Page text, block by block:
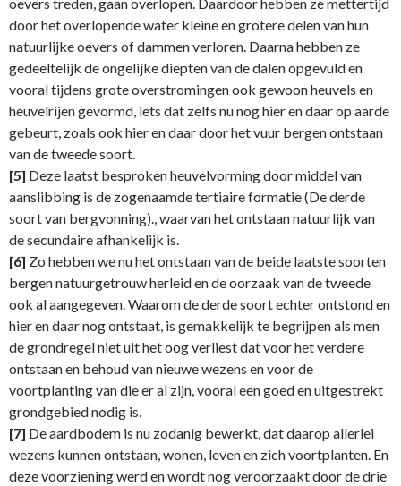
door het overlopende water kleine en grotere delen van hun
natuurlijke oevers of dammen verloren. Daarna hebben ze
gedeeltelijk de ongelijke diepten van de dalen opgevuld en
vooral tijdens grote overstromingen ook gewoon heuvels en
heuvelrijen gevormd, iets dat zelfs nu nog hier en daar op aarde
gebeurt, zoals ook hier en daar door het vuur bergen ontstaan
van de tweede soort.
[5] Deze laatst besproken heuvelvorming door middel van
aanslibbing is de zogenaamde tertiaire formatie (De derde
soort van bergvonning)., waarvan het ontstaan natuurlijk van
de secundaire afhankelijk is.
[6] Zo hebben we nu het ontstaan van de beide laatste soorten
bergen natuurgetrouw herleid en de oorzaak van de tweede
ook al aangegeven. Waarom de derde soort echter ontstond en
hier en daar nog ontstaat, is gemakkelijk te begrijpen als men
de grondregel niet uit het oog verliest dat voor het verdere
ontstaan en behoud van nieuwe wezens en voor de
voortplanting van die er al zijn, vooral een goed en uitgestrekt
grondgebied nodig is.
[7] De aardbodem is nu zodanig bewerkt, dat daarop allerlei
wezens kunnen ontstaan, wonen, leven en zich voortplanten. En
deze voorziening werd en wordt nog veroorzaakt door de drie